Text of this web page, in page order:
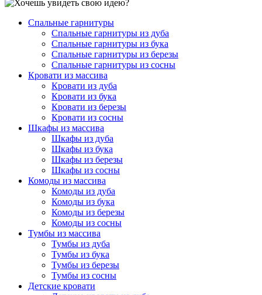
Спальные гарнитуры
Спальные гарнитуры из дуба
Спальные гарнитуры из бука
Спальные гарнитуры из березы
Спальные гарнитуры из сосны
Кровати из массива
Кровати из дуба
Кровати из бука
Кровати из березы
Кровати из сосны
Шкафы из массива
Шкафы из дуба
Шкафы из бука
Шкафы из березы
Шкафы из сосны
Комоды из массива
Комоды из дуба
Комоды из бука
Комоды из березы
Комоды из сосны
Тумбы из массива
Тумбы из дуба
Тумбы из бука
Тумбы из березы
Тумбы из сосны
Детские кровати